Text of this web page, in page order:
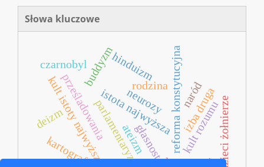
Słowa kluczowe
rodzinareforma konstytucyjna
istota najwyższa
kult istoty najwyższej kult rozumu
izba druga
parlamentaryzm
prześladowania
hinduizm
buddyzm
czarnobyl
konwencja
deizm
głasnost
neurozy
ateizm dzieci żołnierze
naród
kartografia